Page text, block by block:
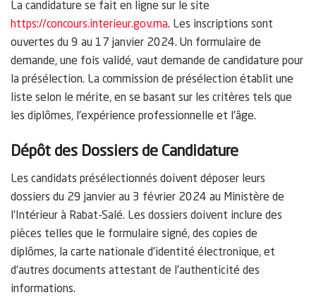
La candidature se fait en ligne sur le site
https://concours.interieur.gov.ma. Les inscriptions sont
ouvertes du 9 au 17 janvier 2024. Un formulaire de
demande, une fois validé, vaut demande de candidature pour
la présélection. La commission de présélection établit une
liste selon le mérite, en se basant sur les critères tels que
les diplômes, l’expérience professionnelle et l’âge.
Dépôt des Dossiers de Candidature
Les candidats présélectionnés doivent déposer leurs
dossiers du 29 janvier au 3 février 2024 au Ministère de
l’Intérieur à Rabat-Salé. Les dossiers doivent inclure des
pièces telles que le formulaire signé, des copies de
diplômes, la carte nationale d’identité électronique, et
d’autres documents attestant de l’authenticité des
informations.